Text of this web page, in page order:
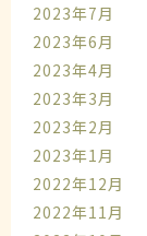
2023年7月
2023年6月
2023年4月
2023年3月
2023年2月
2023年1月
2022年12月
2022年11月